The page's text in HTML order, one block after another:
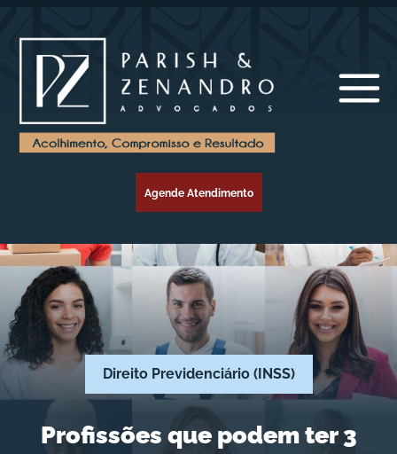
Agende Atendimento
Direito Previdenciário (INSS)
Profissões que podem ter 3